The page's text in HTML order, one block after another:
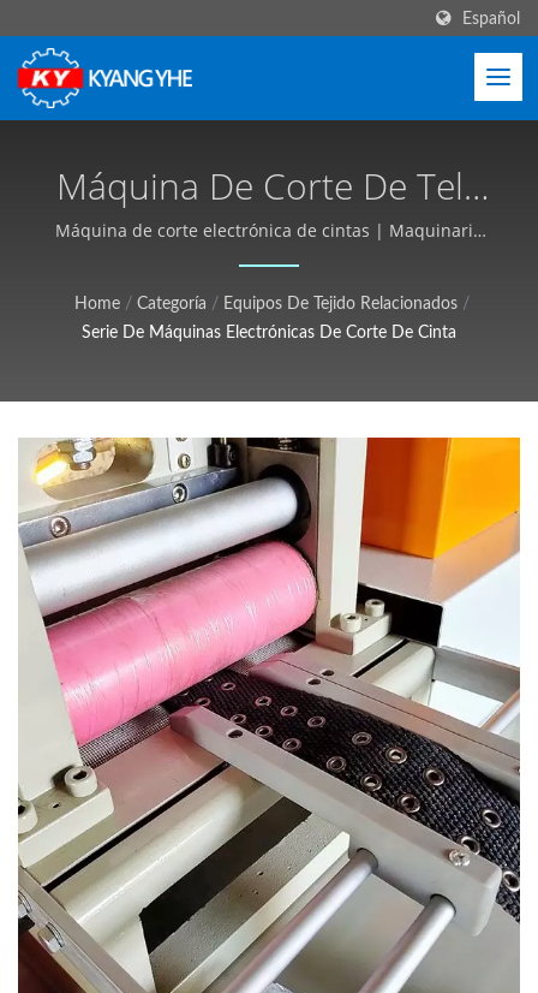
Español
Máquina De Corte De Tela
Estrecha, Cortadora De
Cintas Informáticas |
Equipos Textiles
Personalizables, Cotización
Gratuita - Kyang Yhe (KY)
Máquina de corte electrónica de cintas | Maquinaria
para Tejidos Estrechos y Etiquetas, Servicio Global -
Home / Categoría / Equipos De Tejido Relacionados /
Serie De Máquinas Electrónicas De Corte De Cinta